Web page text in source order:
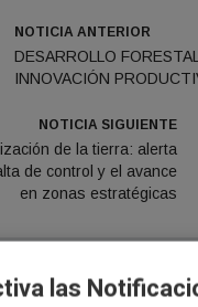
NOTICIA ANTERIOR
DESARROLLO
INNOVACIÓN
NOTICIA SIGUIENTE
de la tierra: alerta
de control y el avance
en zonas estratégicas
las